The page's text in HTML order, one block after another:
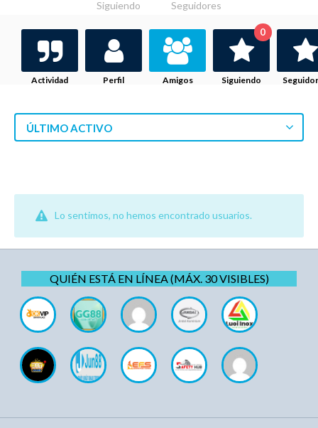
Siguiendo Seguidores
Actividad Perfil Amigos Siguiendo
0
ÚLTIMO ACTIVO
Lo sentimos, no hemos encontrado usuarios.
QUIÉN ESTÁ EN LÍNEA (MÁX. 30 VISIBLES)